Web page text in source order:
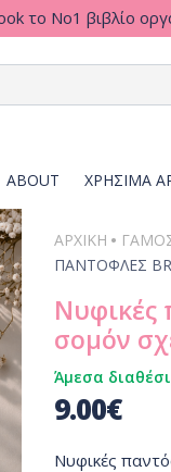
το Νο1 βιβλίο
ABOUT ΧΡΗΣΙΜΑ
ΑΡΧΙΚΗ •
ΠΑΝΤΌΦΛΕΣ
Νυφικές
σομόν
Άμεσα
9.00€
Νυφικές